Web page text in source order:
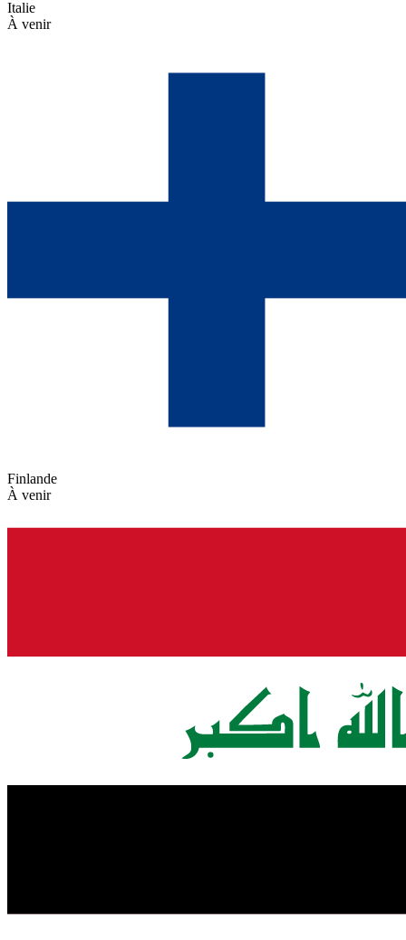
Italie
À venir
Finlande
À venir